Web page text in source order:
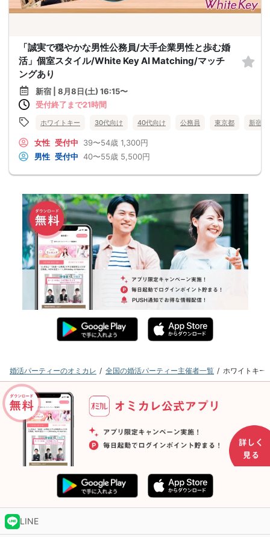
「誠実で穏やかな男性公務員/大手企業男性と歩む婚
活」個室スタイル/White Key AI Matching/マッチ
ングあり
新宿 | 8月8日(土) 16:15〜
受付終了まで21時間
ホワイトキー 30代向け 40代向け 公務員 東京都 新宿
女性 受付中 39〜54歳 1,300円
男性 受付中 40〜55歳 5,500円
婚活パーティーのオミカレ 全国の婚活パーティー主催者一覧 ホワイトキー
LINE